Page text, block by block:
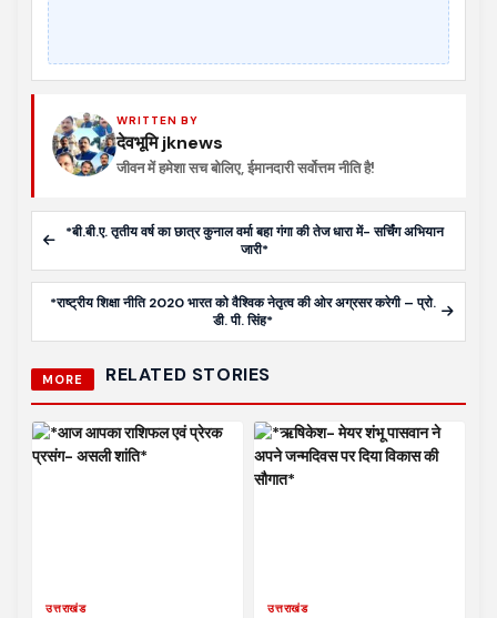
WRITTEN BY
देवभूमि jknews
जीवन में हमेशा सच बोलिए, ईमानदारी सर्वोत्तम नीति है!
*बी.बी.ए. तृतीय वर्ष का छात्र कुनाल वर्मा बहा गंगा की तेज धारा में- सर्चिंग अभियान
जारी*
*राष्ट्रीय शिक्षा नीति 2020 भारत को वैश्विक नेतृत्व की ओर अग्रसर करेगी – प्रो.
डी. पी. सिंह*
MORE RELATED STORIES
उत्तराखंड उत्तराखंड